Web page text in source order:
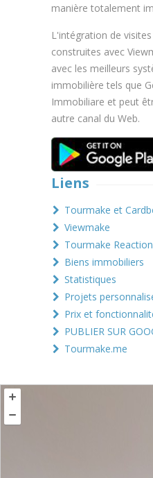
manière totalement
L'intégration de
construites avec
avec les meilleurs
immobilière tels que
Immobiliare et peut
autre canal du Web.
Liens
Tourmake et
Viewmake
Tourmake
Biens immobiliers
Statistiques
Projets
Prix et
PUBLIER SUR
Tourmake.me